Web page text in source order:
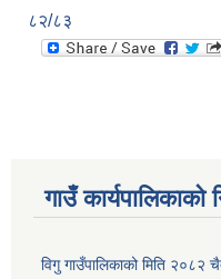
८२/८३
गाउँ कार्यपालिकाकाे
विगु गाउँपालिकाको मिति २०८२